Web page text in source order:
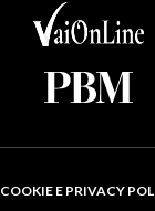
COOKIE E PRIVACY